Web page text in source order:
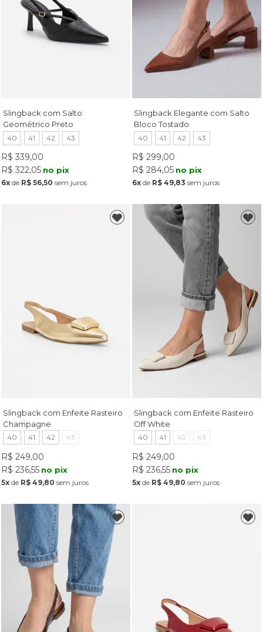
Slingback com Salto
Geométrico Preto
40 41 42 43
R$ 339,00
R$ 322,05 no pix
6xde R$ 56,50 sem juros
Slingback Elegante com Salto
Bloco Tostado
40 41 42 43
R$ 299,00
R$ 284,05 no pix
6x de R$ 49,83 sem juros
Slingback com Enfeite Rasteiro
Champagne
40 41 42 43
R$ 249,00
R$ 236,55 no pix
5xde R$ 49,80 sem juros
Slingback com Enfeite Rasteiro
Off White
40 41 42 43
R$ 249,00
R$ 236,55 no pix
5x de R$ 49,80 sem juros